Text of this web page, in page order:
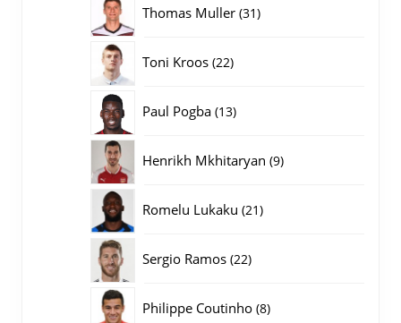
Thomas Muller 3131
Toni Kroos 2222
Paul Pogba 1313
Henrikh Mkhitaryan 99
Romelu Lukaku 2121
Sergio Ramos 2222
Philippe Coutinho 88